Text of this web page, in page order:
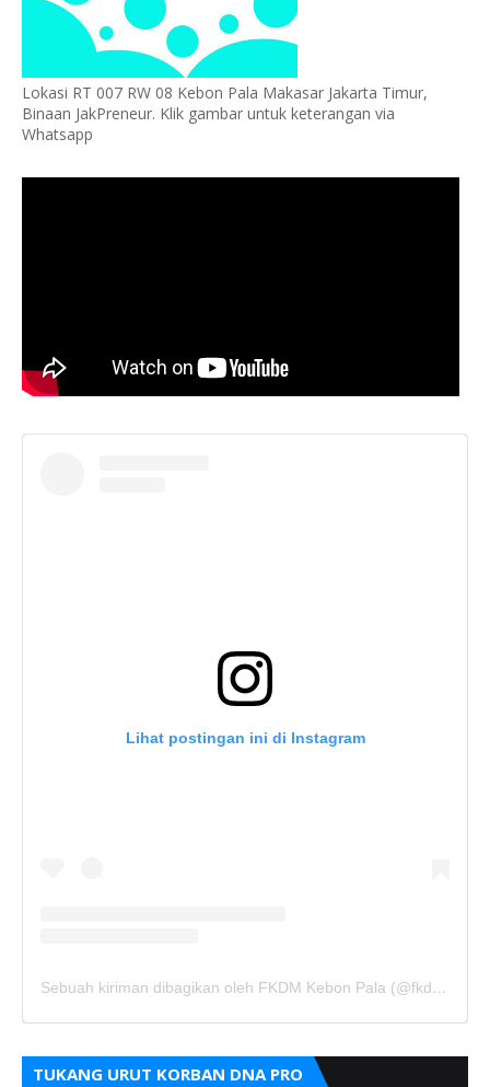
Lokasi RT 007 RW 08 Kebon Pala Makasar Jakarta Timur,
Binaan JakPreneur. Klik gambar untuk keterangan via
Whatsapp
Lihat postingan ini di Instagram
Sebuah kiriman dibagikan oleh FKDM Kebon Pala (@fkdm_kebonpala)
TUKANG URUT KORBAN DNA PRO